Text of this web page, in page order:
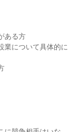
ある方
業について具体的に